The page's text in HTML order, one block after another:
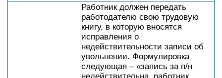
Работник должен передать
работодателю свою трудовую
книгу, в которую вносятся
исправления о
недействительности записи об
увольнении. Формулировка
следующая – «запись за п/н